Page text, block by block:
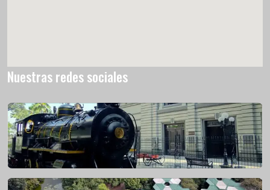
Nuestras redes sociales